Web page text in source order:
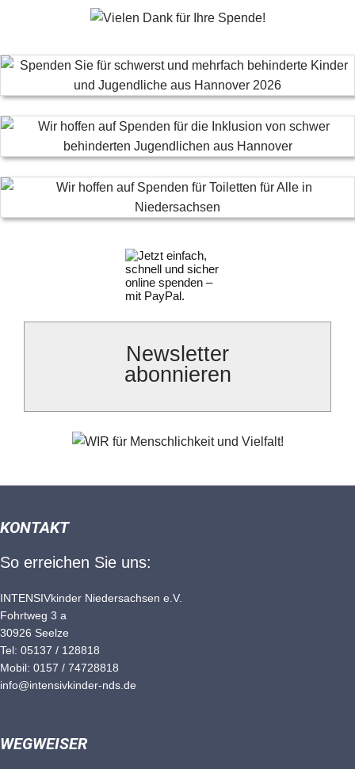
Newsletter
abonnieren
KONTAKT
So erreichen Sie uns:
INTENSIVkinder Niedersachsen e.V.
Fohrtweg 3 a
30926 Seelze
Tel: 05137 / 128818
Mobil: 0157 / 74728818
info@intensivkinder-nds.de
WEGWEISER